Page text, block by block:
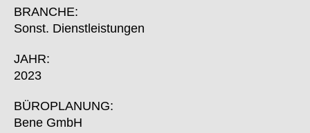
Finnland
Frankreich(FR)
Griechenland
Guinea(GN)
Hongkong
BRANCHE:
Sonst. Dienstleistungen
JAHR:
2023
BÜROPLANUNG:
Bene GmbH